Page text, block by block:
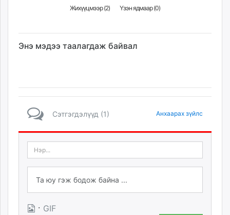
Жихүүцмээр (2) Үзэн ядмаар (0)
Энэ мэдээ таалагдаж байвал
Сэтгэгдэлүүд (1) Анхаарах зүйлс
· GIF